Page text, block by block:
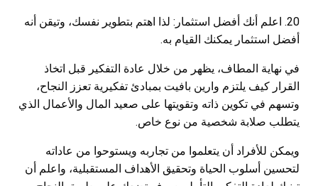
20. اعلم أنك أفضل استثمار: لذا اهتم بتطوير نفسك، وتيقن أنه
أفضل استثمار يمكنك القيام به.
في نهاية المطاف، يظهر من خلال عادة التفكير قبل اتخاذ
القرار كيف يلتزم وارين بافيت بمبادئ تفكيرية تعزز النجاح،
وتسهم في تكوين ذاته وتقويتها على صعيد المال والأعمال الذي
يتطلب صلابة شخصية من نوع خاص.
ويمكن للأفراد أن يتعلموا من تجاربه ويستوحوا من عاداته
لتحسين أسلوب الحياة وتحقيق الأهداف المستقبلية، واعلم أن